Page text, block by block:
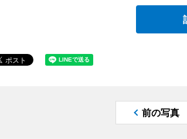
前の写真